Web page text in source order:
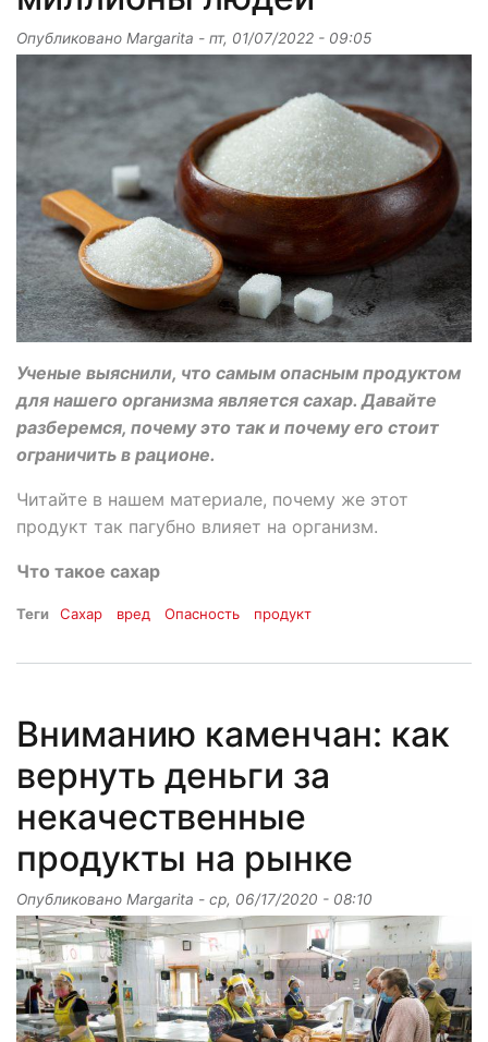
Опубликовано Margarita - пт, 01/07/2022 - 09:05
Ученые выяснили, что самым опасным продуктом
для нашего организма является сахар. Давайте
разберемся, почему это так и почему его стоит
ограничить в рационе.
Читайте в нашем материале, почему же этот
продукт так пагубно влияет на организм.
Что такое сахар
Теги Сахар вред Опасность продукт
Вниманию каменчан: как
вернуть деньги за
некачественные
продукты на рынке
Опубликовано Margarita - ср, 06/17/2020 - 08:10